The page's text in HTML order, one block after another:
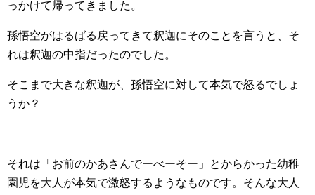
っかけて帰ってきました。
孫悟空がはるばる戻ってきて釈迦にそのことを言うと、そ
れは釈迦の中指だったのでした。
そこまで大きな釈迦が、孫悟空に対して本気で怒るでしょ
うか？
それは「お前のかあさんでーべーそー」とからかった幼稚
園児を大人が本気で激怒するようなものです。そんな大人